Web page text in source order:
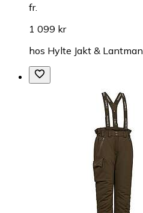
fr.
1 099 kr
hos Hylte Jakt & Lantman